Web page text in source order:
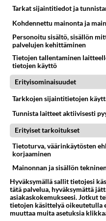
Hyvä ihminen
Koetko olevasi hyvä ihminen ja
Nainen. Onko meissä
Sinusta jotain samaa? Näköä tai
07.08.2026 21:51
Ikävä
Muistatko Mikkelin
Tarkat sijaintitiedot ja
Kohdennettu mainonta ja
Personoitu sisältö, sisällön
palvelujen kehittäminen
Tietojen tallentaminen
tietojen käyttö
Erityisominaisuudet
Tarkkojen sijaintitietojen
Tunnista laitteet aktiivisesti
Erityiset tarkoitukset
Tietoturva, väärinkäytösten
korjaaminen
Mainonnan ja sisällön
Hyväksymällä sallit tietojesi
tätä palvelua, hyväksymättä
asiakaskokemukseesi. Jotkut
tietojen käsittelyä oikeutetulla
muuttaa muita asetuksia